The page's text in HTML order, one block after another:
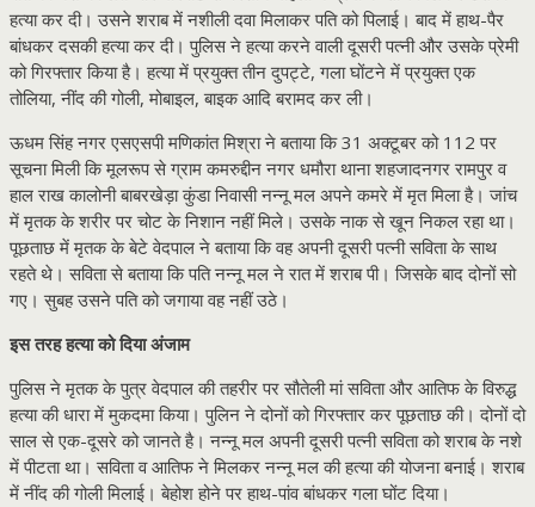
हत्या कर दी। उसने शराब में नशीली दवा मिलाकर पति को पिलाई। बाद में हाथ-पैर
बांधकर दसकी हत्या कर दी। पुलिस ने हत्या करने वाली दूसरी पत्नी और उसके प्रेमी
को गिरफ्तार किया है। हत्या में प्रयुक्त तीन दुपट्टे, गला घोंटने में प्रयुक्त एक
तोलिया, नींद की गोली, मोबाइल, बाइक आदि बरामद कर ली।
ऊधम सिंह नगर एसएसपी मणिकांत मिश्रा ने बताया कि 31 अक्टूबर को 112 पर
सूचना मिली कि मूलरूप से ग्राम कमरुद्दीन नगर धमौरा थाना शहजादनगर रामपुर व
हाल राख कालोनी बाबरखेड़ा कुंडा निवासी नन्नू मल अपने कमरे में मृत मिला है। जांच
में मृतक के शरीर पर चोट के निशान नहीं मिले। उसके नाक से खून निकल रहा था।
पूछताछ में मृतक के बेटे वेदपाल ने बताया कि वह अपनी दूसरी पत्नी सविता के साथ
रहते थे। सविता से बताया कि पति नन्नू मल ने रात में शराब पी। जिसके बाद दोनों सो
गए। सुबह उसने पति को जगाया वह नहीं उठे।
इस तरह हत्या को दिया अंजाम
पुलिस ने मृतक के पुत्र वेदपाल की तहरीर पर सौतेली मां सविता और आतिफ के विरुद्ध
हत्या की धारा में मुकदमा किया। पुलिन ने दोनों को गिरफ्तार कर पूछताछ की। दोनों दो
साल से एक-दूसरे को जानते है। नन्नू मल अपनी दूसरी पत्नी सविता को शराब के नशे
में पीटता था। सविता व आतिफ ने मिलकर नन्नू मल की हत्या की योजना बनाई। शराब
में नींद की गोली मिलाई। बेहोश होने पर हाथ-पांव बांधकर गला घोंट दिया।